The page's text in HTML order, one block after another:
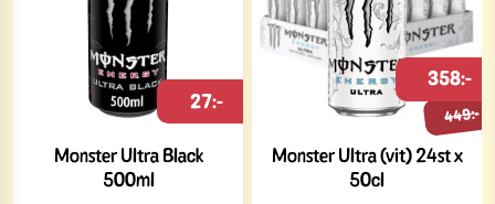
Monster Ultra Black
500ml
27:-
Monster Ultra (vit) 24st x
50cl
449:-
358:-